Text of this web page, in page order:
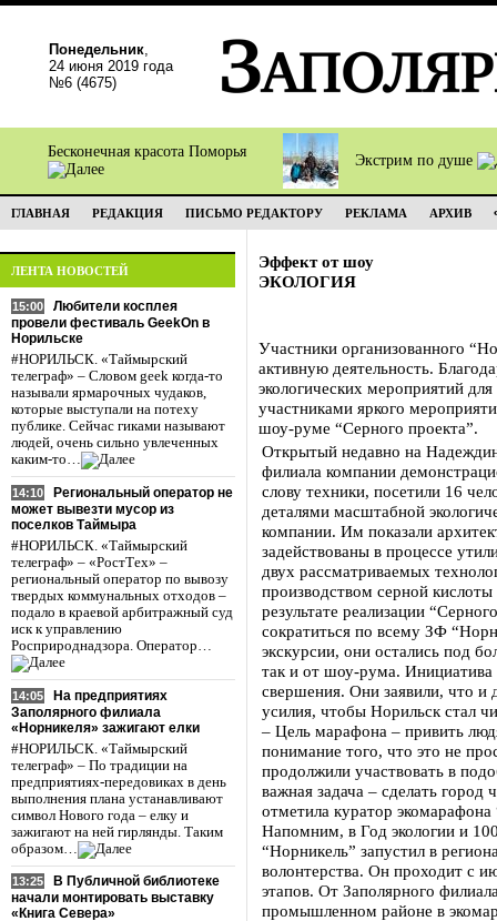
Понедельник,
24 июня 2019 года
№6 (4675)
Бесконечная красота Поморья
Экстрим по душе
ГЛАВНАЯ РЕДАКЦИЯ ПИСЬМО РЕДАКТОРУ РЕКЛАМА АРХИВ
ЛЕНТА НОВОСТЕЙ
15:00
Любители косплея
провели фестиваль GeekOn в
Норильске
#НОРИЛЬСК. «Таймырский
телеграф» – Словом geek когда-то
называли ярмарочных чудаков,
которые выступали на потеху
публике. Сейчас гиками называют
людей, очень сильно увлеченных
каким-то…
14:10
Региональный оператор не
может вывезти мусор из
поселков Таймыра
#НОРИЛЬСК. «Таймырский
телеграф» – «РостТех» –
региональный оператор по вывозу
твердых коммунальных отходов –
подало в краевой арбитражный суд
иск к управлению
Росприроднадзора. Оператор…
14:05
На предприятиях
Заполярного филиала
«Норникеля» зажигают елки
#НОРИЛЬСК. «Таймырский
телеграф» – По традиции на
предприятиях-передовиках в день
выполнения плана устанавливают
символ Нового года – елку и
зажигают на ней гирлянды. Таким
образом…
13:25
В Публичной библиотеке
начали монтировать выставку
«Книга Севера»
Эффект от шоу
ЭКОЛОГИЯ
Участники организованного
активную деятельность.
экологических мероприятий
участниками яркого
шоу-руме “Серного проекта”.
Открытый недавно на
филиала компании
слову техники, посетили 16
деталями масштабной
компании. Им показали
задействованы в процессе
двух рассматриваемых
производством серной
результате реализации
сократиться по всему ЗФ
экскурсии, они остались под
так и от шоу-рума.
свершения. Они заявили, что и
усилия, чтобы Норильск стал
– Цель марафона – привить
понимание того, что это не
продолжили участвовать в
важная задача – сделать
отметила куратор
Напомним, в Год экологии и
“Норникель” запустил в
волонтерства. Он проходит с
этапов. От Заполярного
промышленном районе в